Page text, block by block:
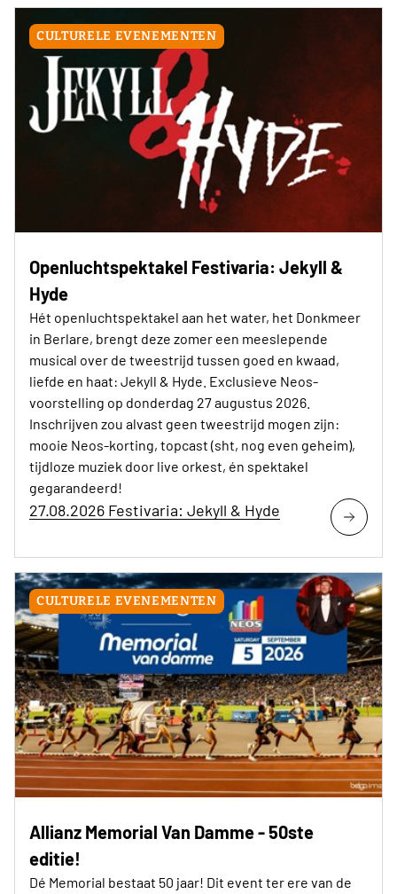
CULTURELE EVENEMENTEN
Openluchtspektakel Festivaria: Jekyll &
Hyde
Hét openluchtspektakel aan het water, het Donkmeer
in Berlare, brengt deze zomer een meeslepende
musical over de tweestrijd tussen goed en kwaad,
liefde en haat: Jekyll & Hyde. Exclusieve Neos-
voorstelling op donderdag 27 augustus 2026.
Inschrijven zou alvast geen tweestrijd mogen zijn:
mooie Neos-korting, topcast (sht, nog even geheim),
tijdloze muziek door live orkest, én spektakel
gegarandeerd!
27.08.2026 Festivaria: Jekyll & Hyde
CULTURELE EVENEMENTEN
Allianz Memorial Van Damme - 50ste
editie!
Dé Memorial bestaat 50 jaar! Dit event ter ere van de